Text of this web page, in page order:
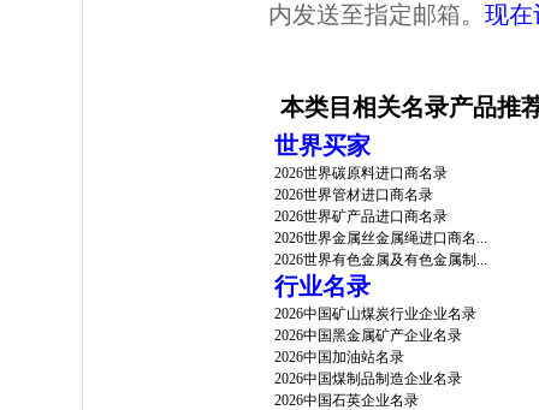
内发送至指定邮箱。 现在
本类目相关名录产品推
世界买家
2026世界碳原料进口商名录
2026世界管材进口商名录
2026世界矿产品进口商名录
2026世界金属丝金属绳进口商名...
2026世界有色金属及有色金属制...
行业名录
2026中国矿山煤炭行业企业名录
2026中国黑金属矿产企业名录
2026中国加油站名录
2026中国煤制品制造企业名录
2026中国石英企业名录